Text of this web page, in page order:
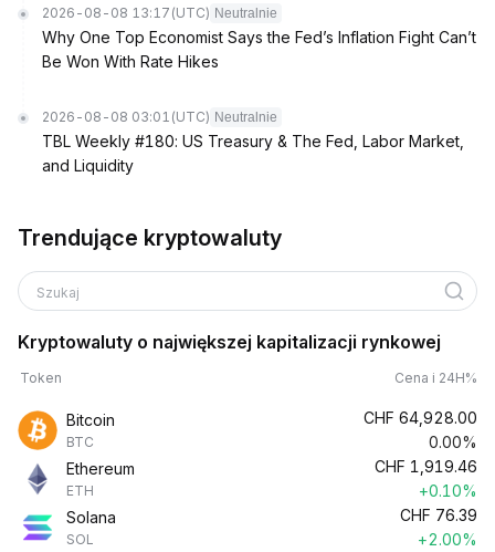
2026-08-08 13:17 (UTC) Neutralnie
Why One Top Economist Says the Fed’s Inflation Fight Can’t
Be Won With Rate Hikes
2026-08-08 03:01 (UTC) Neutralnie
TBL Weekly #180: US Treasury & The Fed, Labor Market,
and Liquidity
Trendujące kryptowaluty
Szukaj
Kryptowaluty o największej kapitalizacji rynkowej
Token Cena i 24H%
Bitcoin
BTC
CHF 64,928.00
0.00%
Ethereum
ETH
CHF 1,919.46
+0.10%
Solana
SOL
CHF 76.39
+2.00%